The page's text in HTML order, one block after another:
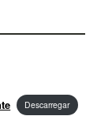
Descarregar